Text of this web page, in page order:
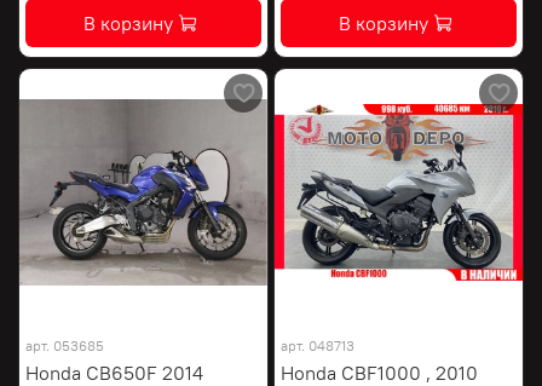
В корзину В корзину
арт. 053685
Honda CB650F 2014
арт. 048713
Honda CBF1000 , 2010